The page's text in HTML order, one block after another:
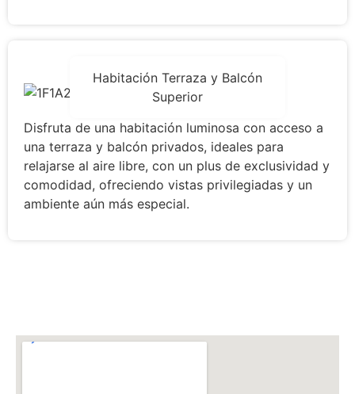
Habitación Terraza y Balcón
Superior
Disfruta de una habitación luminosa con acceso a
una terraza y balcón privados, ideales para
relajarse al aire libre, con un plus de exclusividad y
comodidad, ofreciendo vistas privilegiadas y un
ambiente aún más especial.